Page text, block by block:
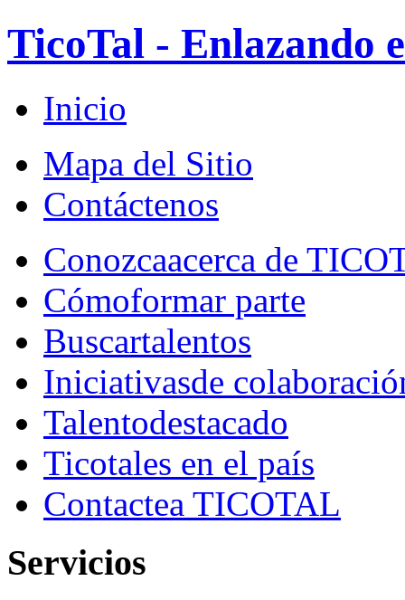
TicoTal - Enlazando
Inicio
Mapa del Sitio
Contáctenos
Conozcaacerca de
Cómoformar parte
Buscartalentos
Iniciativasde
Talentodestacado
Ticotales en el país
Contactea TICOTAL
Servicios